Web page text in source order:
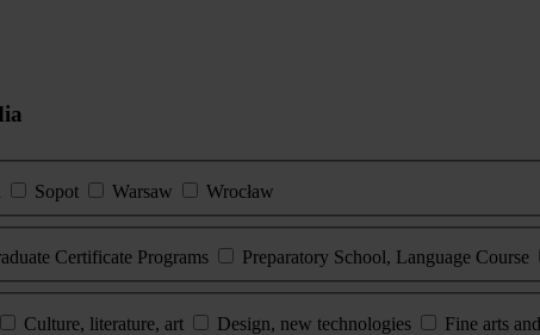
Sopot Warsaw
Wrocław
Certificate Programs Preparatory School, Language Course
Culture, literature, art Design, new technologies Fine arts